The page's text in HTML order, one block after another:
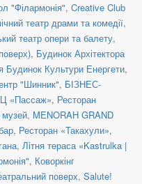
"Філармонія", Creative Club
театр драми та комедії,
театр опери та балету,
, Будинок Архітектора
Будинок Культури Енергети,
"Шинник", БІЗНЕС-
«Пассаж», Ресторан
музей, MENORAH GRAND
, Ресторан «Такахули»,
, Літня тераса «Kastrulka |
, Коворкінг
поверх, Salute!